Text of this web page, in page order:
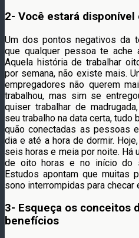
2- Você estará
Um dos pontos negativos da
que qualquer pessoa te ache
Aquela história de trabalhar
por semana, não existe mais.
empregadores não querem
trabalhou, mas sim se
quiser trabalhar de
seu trabalho na data certa,
quão conectadas as pessoas
dia e até a hora de dormir.
seis horas e meia por noite. Há
de oito horas e no início do
Estudos apontam que muitas
sono interrompidas para checar
3- Esqueça os conceitos
benefícios